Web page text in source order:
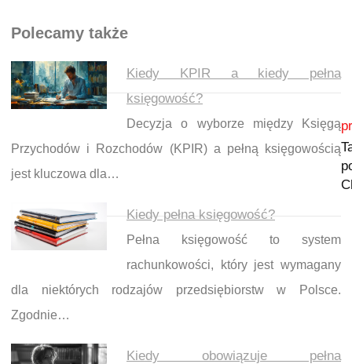
Polecamy także
Kiedy KPIR a kiedy pełna
księgowość?
Decyzja o wyborze między Księgą
Przychodów i Rozchodów (KPIR) a pełną księgowością
jest kluczowa dla…
Kiedy pełna księgowość?
Pełna księgowość to system
rachunkowości, który jest wymagany
dla niektórych rodzajów przedsiębiorstw w Polsce.
Zgodnie…
Kiedy obowiązuje pełna
Nawigacja wpisu